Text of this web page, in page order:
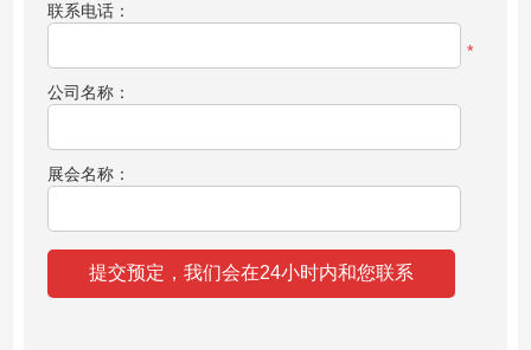
联系电话：
*
公司名称：
展会名称：